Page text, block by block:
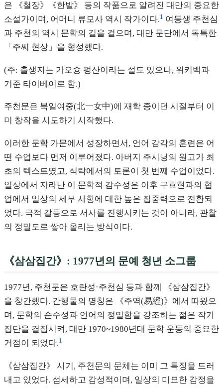
은 《철장》《한발》 등의 작품으로 알려진 대만의 중요한
소설가이며, 어머니 류모사 역시 작가이다.1 여동생 주천심
과 주천의 역시 문학의 길을 걸으며, 대만 문단에서 독특한
「주씨 현상」을 형성했다.
(주: 출생지는 가오슝 펑산이라는 설도 있으나, 위키백과
기준 타이베이로 함.)
주천문은 북일여중(北一女中)에 재학 중이던 시절부터 이
미 창작을 시도하기 시작했다.
이러한 문학 가문에서 성장하면서, 언어 감각의 훈련은 어
떤 수업보다 먼저 이루어졌다. 아버지 주시닝의 원고가 최
초의 텍스트였고, 식탁에서의 토론이 첫 번째 수업이었다.
일상에서 자라난 이 문학적 감수성은 이후 구효현과의 협
업에서 일상의 세부 사항에 대한 높은 집중력으로 전환되
었다. 극적 갈등으로 서사를 진행시키는 것이 아니라, 관찰
의 정밀도로 쌓아 올리는 방식이다.
《삼삼집간》: 1977년의 문예 청년 소그룹
1977년, 주천문은 호란성·주천심 등과 함께 《삼삼집간》
을 창간했다. 간행물의 명칭은 《주역(易經)》에서 따왔으
며, 문학의 순수성과 언어의 정밀함을 강조하는 젊은 작가
집단을 결집시켜, 대만 1970~1980년대 문학 운동의 중요한
거점이 되었다.1
《삼삼집간》 시기, 주천문의 문체는 이미 그 특징을 드러
내고 있었다. 섬세하고 감성적이며, 일상의 미묘한 감정을